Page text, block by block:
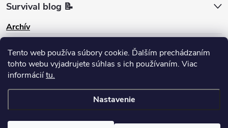
Tento web používa súbory cookie. Ďalším prechádzaním
tohto webu vyjadrujete súhlas s ich používaním. Viac
informáciítu.
Nastavenie
Survival blog 📝
Archív
Pinterest
survival-shop. Všetky práva vyhradené.